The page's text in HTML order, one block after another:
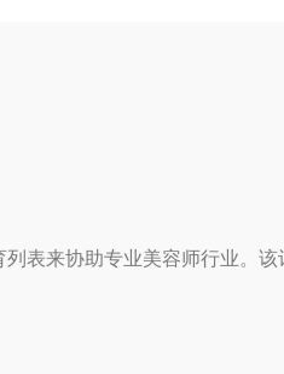
表来协助专业美容师行业。